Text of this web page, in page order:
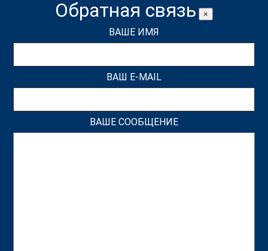
Обратная связь ×
ВАШЕ ИМЯ
ВАШ E-MAIL
ВАШЕ СООБЩЕНИЕ